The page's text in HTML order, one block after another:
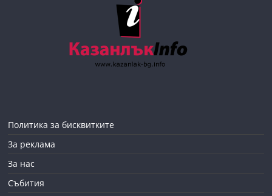
Политика за бисквитките
За реклама
За нас
Събития